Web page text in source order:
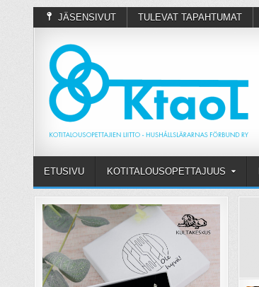
JÄSENSIVUT TULEVAT TAPAHTUMAT
ETUSIVU KOTITALOUSOPETTAJUUS